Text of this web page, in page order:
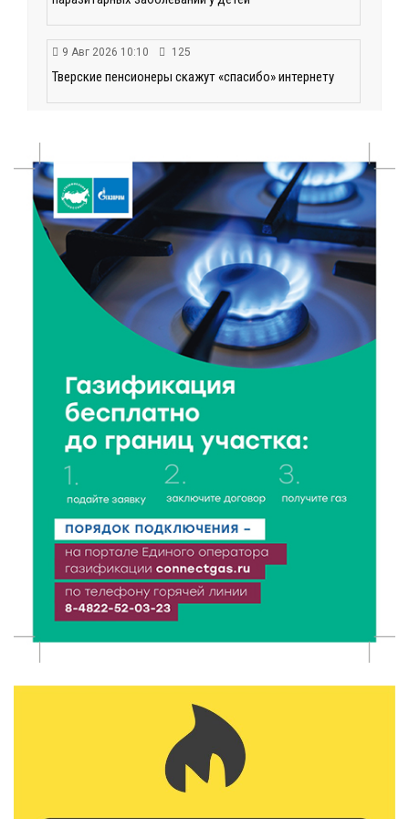
9 Авг 2026 10:10 125
Тверские пенсионеры скажут «спасибо» интернету
медиков за их добрые сердца
8 Авг 2026 20:37 350
В Твери росгвардейцы отметили День
физкультурника турниром по настольному теннису
8 Авг 2026 19:37 401
Когда тренироваться в жару: тренер дал чёткие
рекомендации по безопасным занятиям на улице
8 Авг 2026 18:37 348
Дороги становятся лучше: в Калининском округе
продолжается масштабный ремонт
8 Авг 2026 17:37 653
Защита с первых дней: почему так важна
вакцинация новорождённых
8 Авг 2026 17:17 585
Виталий Королев поздравил ветерана из Твери со
20 гектаров под борщевиком: в Вышневолоцком
округе выявили нарушения на сельхозучастке